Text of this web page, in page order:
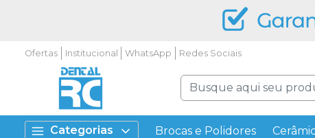
Ofertas Institucional WhatsApp Redes Sociais
Categorias Brocas e Polidores